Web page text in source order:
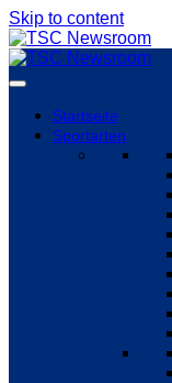
Skip to content
Startseite
Sportarten